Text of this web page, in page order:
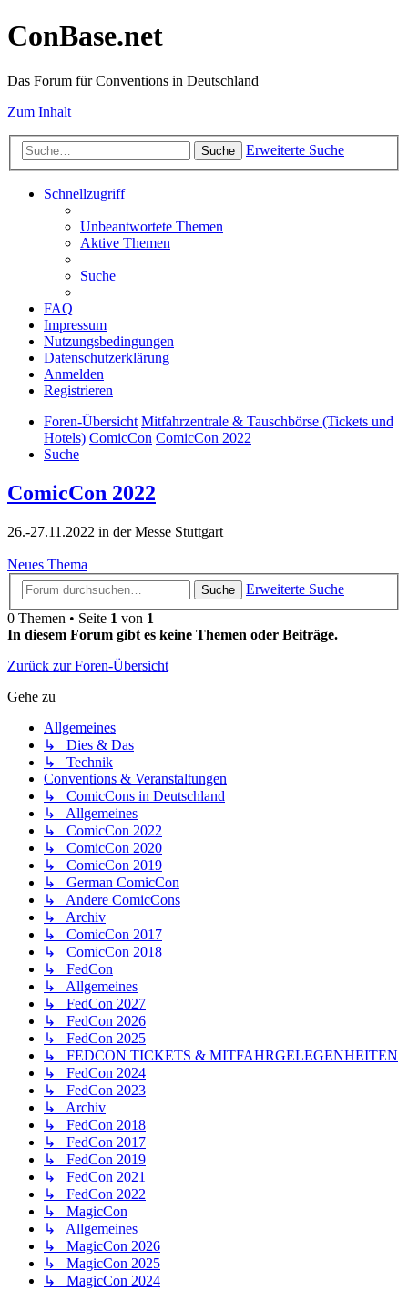
ConBase.net
Das Forum für Conventions in Deutschland
Zum Inhalt
Suche Erweiterte Suche
Schnellzugriff
Unbeantwortete Themen
Aktive Themen
Suche
FAQ
Impressum
Nutzungsbedingungen
Datenschutzerklärung
Anmelden
Registrieren
Foren-Übersicht Mitfahrzentrale & Tauschbörse (Tickets und
Hotels) ComicCon ComicCon 2022
Suche
ComicCon 2022
26.-27.11.2022 in der Messe Stuttgart
Neues Thema
Suche
Erweiterte Suche
0 Themen • Seite 1 von 1
In diesem Forum gibt es keine Themen oder Beiträge.
Zurück zur Foren-Übersicht
Gehe zu
Allgemeines
↳ Dies & Das
↳ Technik
Conventions & Veranstaltungen
↳ ComicCons in Deutschland
↳ Allgemeines
↳ ComicCon 2022
↳ ComicCon 2020
↳ ComicCon 2019
↳ German ComicCon
↳ Andere ComicCons
↳ Archiv
↳ ComicCon 2017
↳ ComicCon 2018
↳ FedCon
↳ Allgemeines
↳ FedCon 2027
↳ FedCon 2026
↳ FedCon 2025
↳ FEDCON TICKETS & MITFAHRGELEGENHEITEN
↳ FedCon 2024
↳ FedCon 2023
↳ Archiv
↳ FedCon 2018
↳ FedCon 2017
↳ FedCon 2019
↳ FedCon 2021
↳ FedCon 2022
↳ MagicCon
↳ Allgemeines
↳ MagicCon 2026
↳ MagicCon 2025
↳ MagicCon 2024